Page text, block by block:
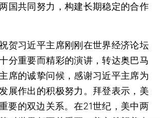
国共同努力，构建长期稳定的合作
习近平主席刚刚在世界经济论坛
分重要而精彩的演讲，转达奥巴马
席的诚挚问候，感谢习近平主席为
展作出的积极努力。拜登表示，美
要的双边关系。在21世纪，美中两